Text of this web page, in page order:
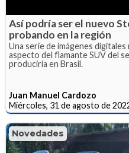
Así podría ser el nuevo
probando en la región
Una serie de imágenes
aspecto del flamante SUV del
produciría en Brasil.
Juan Manuel Cardozo
Miércoles, 31 de agosto de
Novedades